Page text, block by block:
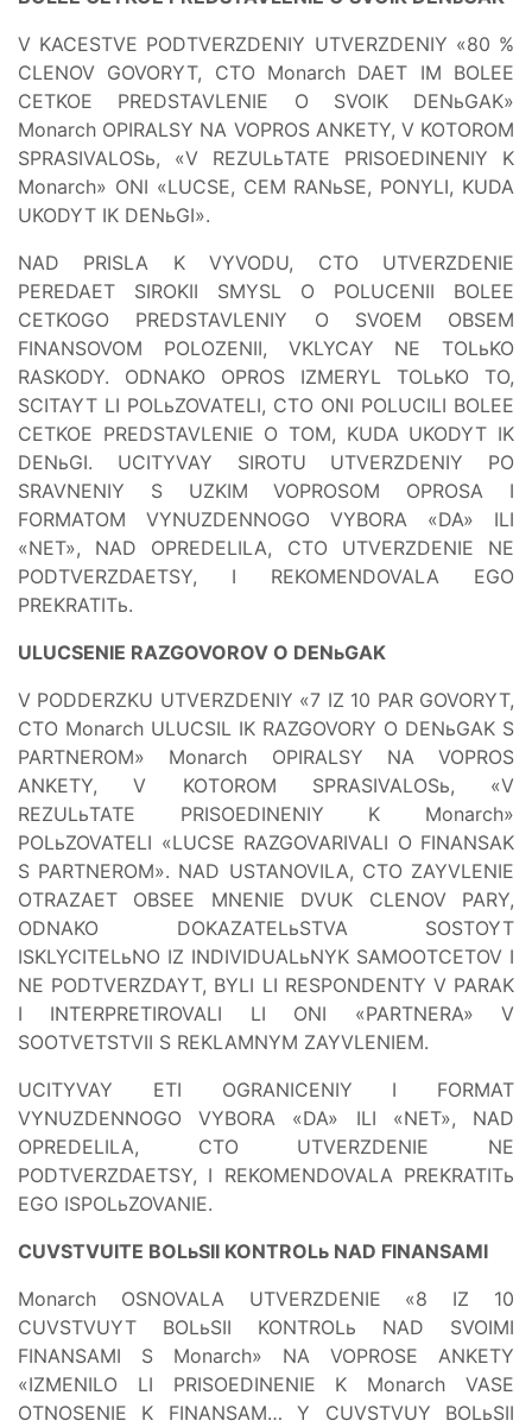
V KACESTVE PODTVERZDENIY UTVERZDENIY «80 %
CLENOV GOVORYT, CTO Monarch DAET IM BOLEE
CETKOE PREDSTAVLENIE O SVOIK DENьGAK»
Monarch OPIRALSY NA VOPROS ANKETY, V KOTOROM
SPRASIVALOSь, «V REZULьTATE PRISOEDINENIY K
Monarch» ONI «LUCSE, CEM RANьSE, PONYLI, KUDA
UKODYT IK DENьGI».
NAD PRISLA K VYVODU, CTO UTVERZDENIE
PEREDAET SIROKII SMYSL O POLUCENII BOLEE
CETKOGO PREDSTAVLENIY O SVOEM OBSEM
FINANSOVOM POLOZENII, VKLYCAY NE TOLьKO
RASKODY. ODNAKO OPROS IZMERYL TOLьKO TO,
SCITAYT LI POLьZOVATELI, CTO ONI POLUCILI BOLEE
CETKOE PREDSTAVLENIE O TOM, KUDA UKODYT IK
DENьGI. UCITYVAY SIROTU UTVERZDENIY PO
SRAVNENIY S UZKIM VOPROSOM OPROSA I
FORMATOM VYNUZDENNOGO VYBORA «DA» ILI
«NET», NAD OPREDELILA, CTO UTVERZDENIE NE
PODTVERZDAETSY, I REKOMENDOVALA EGO
PREKRATITь.
ULUCSENIE RAZGOVOROV O DENьGAK
V PODDERZKU UTVERZDENIY «7 IZ 10 PAR GOVORYT,
CTO Monarch ULUCSIL IK RAZGOVORY O DENьGAK S
PARTNEROM» Monarch OPIRALSY NA VOPROS
ANKETY, V KOTOROM SPRASIVALOSь, «V
REZULьTATE PRISOEDINENIY K Monarch»
POLьZOVATELI «LUCSE RAZGOVARIVALI O FINANSAK
S PARTNEROM». NAD USTANOVILA, CTO ZAYVLENIE
OTRAZAET OBSEE MNENIE DVUK CLENOV PARY,
ODNAKO DOKAZATELьSTVA SOSTOYT
ISKLYCITELьNO IZ INDIVIDUALьNYK SAMOOTCETOV I
NE PODTVERZDAYT, BYLI LI RESPONDENTY V PARAK
I INTERPRETIROVALI LI ONI «PARTNERA» V
SOOTVETSTVII S REKLAMNYM ZAYVLENIEM.
UCITYVAY ETI OGRANICENIY I FORMAT
VYNUZDENNOGO VYBORA «DA» ILI «NET», NAD
OPREDELILA, CTO UTVERZDENIE NE
PODTVERZDAETSY, I REKOMENDOVALA PREKRATITь
EGO ISPOLьZOVANIE.
CUVSTVUITE BOLьSII KONTROLь NAD FINANSAMI
Monarch OSNOVALA UTVERZDENIE «8 IZ 10
CUVSTVUYT BOLьSII KONTROLь NAD SVOIMI
FINANSAMI S Monarch» NA VOPROSE ANKETY
«IZMENILO LI PRISOEDINENIE K Monarch VASE
OTNOSENIE K FINANSAM… Y CUVSTVUY BOLьSII